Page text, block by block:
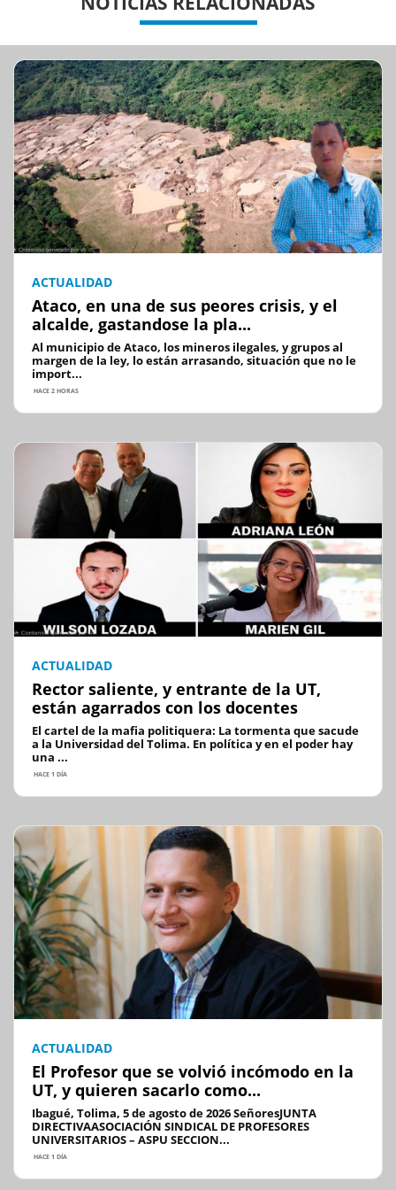
ACTUALIDAD
Ataco, en una de sus peores crisis, y el
alcalde, gastandose la pla...
Al municipio de Ataco, los mineros ilegales, y grupos al
margen de la ley, lo están arrasando, situación que no le
import...
HACE 2 HORAS
ACTUALIDAD
Rector saliente, y entrante de la UT,
están agarrados con los docentes
El cartel de la mafia politiquera: La tormenta que sacude
a la Universidad del Tolima. En política y en el poder hay
una ...
HACE 1 DÍA
ACTUALIDAD
El Profesor que se volvió incómodo en la
UT, y quieren sacarlo como...
Ibagué, Tolima, 5 de agosto de 2026 SeñoresJUNTA
DIRECTIVAASOCIACIÓN SINDICAL DE PROFESORES
UNIVERSITARIOS – ASPU SECCION...
HACE 1 DÍA